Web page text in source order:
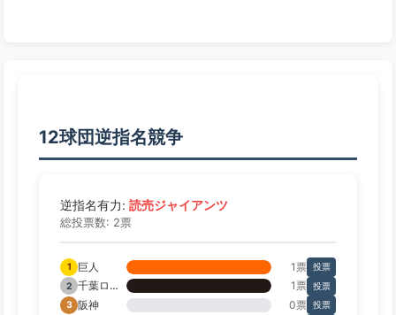
12球団逆指名競争
逆指名有力: 読売ジャイアンツ
総投票数: 2票
1 巨人 1票 投票
2
千葉ロッテ 1票 投票
3 阪神 0票 投票